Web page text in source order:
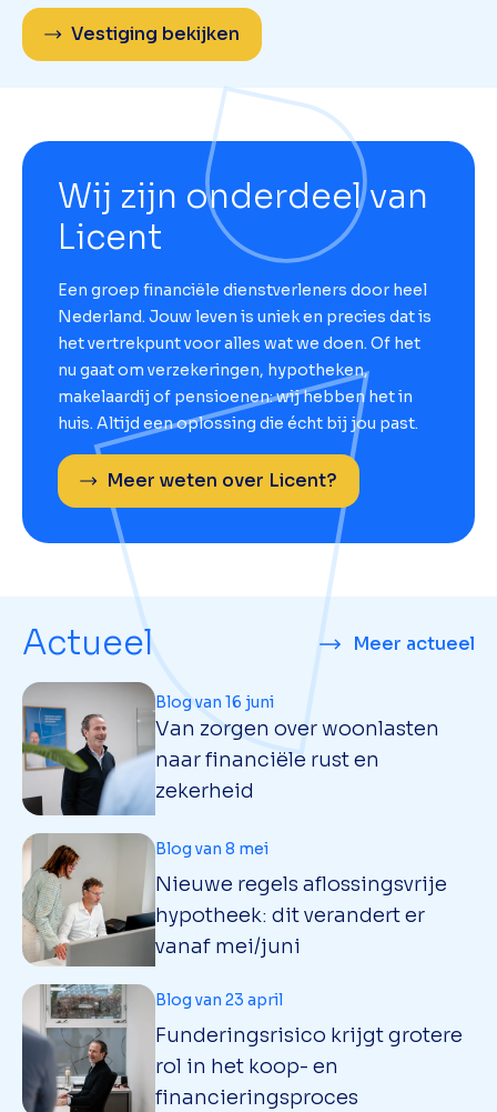
Vestiging bekijken
Wij zijn onderdeel van
Licent
Een groep financiële dienstverleners door heel
Nederland. Jouw leven is uniek en precies dat is
het vertrekpunt voor alles wat we doen. Of het
nu gaat om verzekeringen, hypotheken,
makelaardij of pensioenen: wij hebben het in
huis. Altijd een oplossing die écht bij jou past.
Meer weten over Licent?
Actueel Meer actueel
Van zorgen over woonlasten
naar financiële rust en
zekerheid
Blog van 16 juni
Nieuwe regels aflossingsvrije
hypotheek: dit verandert er
vanaf mei/juni
Blog van 8 mei
Funderingsrisico krijgt grotere
rol in het koop- en
financieringsproces
Blog van 23 april